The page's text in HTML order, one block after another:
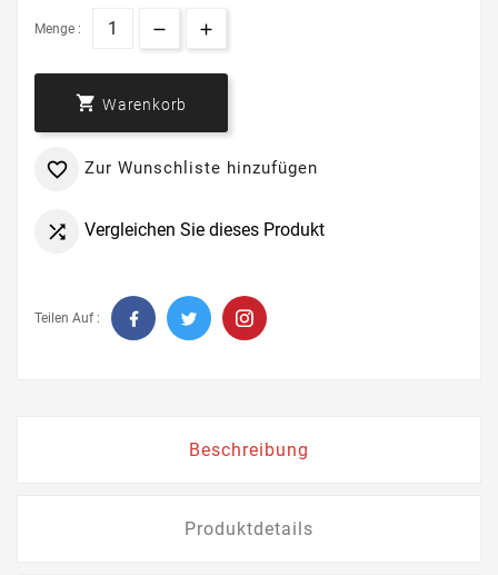
Menge :
 Warenkorb
 Zur Wunschliste hinzufügen
 Vergleichen Sie dieses Produkt
Teilen Auf :
Beschreibung
Produktdetails